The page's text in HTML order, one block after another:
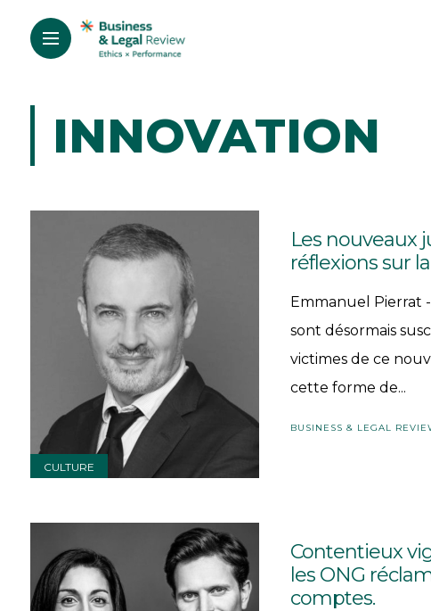
INNOVATION
CULTURE
Les nouveaux
réflexions sur
Emmanuel Pierrat
sont désormais
victimes de ce
cette forme de...
BUSINESS & LEGAL
Contentieux
les ONG
comptes.